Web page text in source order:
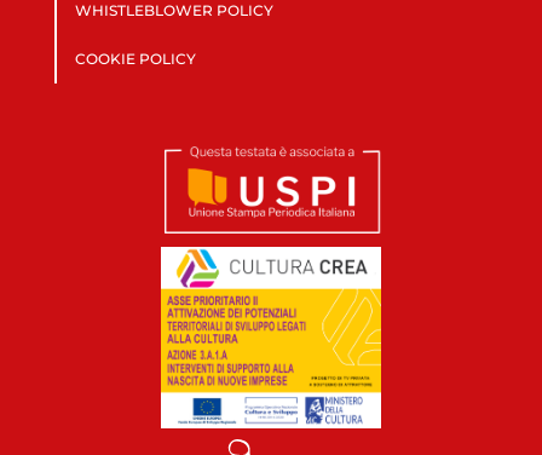
WHISTLEBLOWER POLICY
COOKIE POLICY